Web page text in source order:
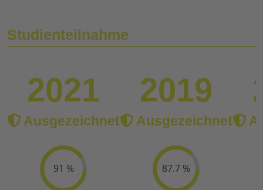
Studienteilnahme
2021
Ausgezeichnet
91 %
2019
Ausgezeichnet
87.7 %